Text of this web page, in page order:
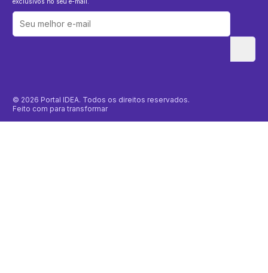
© 2026 Portal IDEA. Todos os direitos reservados.
Feito com para transformar